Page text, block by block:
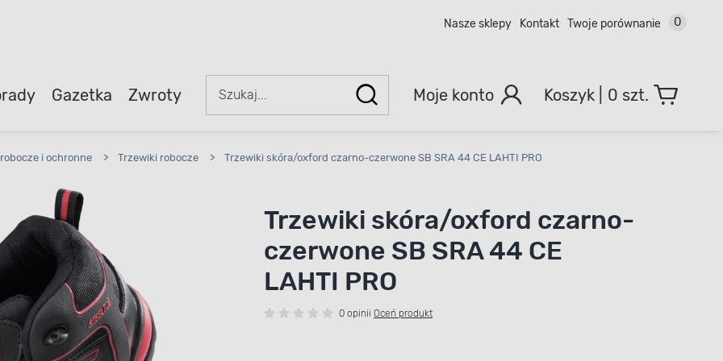
Nasze sklepy Kontakt Twoje porównanie 0
Gazetka Zwroty Moje konto 0 szt.
i ochronne > Trzewiki robocze > Trzewiki skóra/oxford czarno-czerwone SB SRA 44 CE LAHTI PRO
Trzewiki skóra/oxford czarno-
czerwone SB SRA 44 CE
LAHTI PRO
0 opinii Oceń produkt